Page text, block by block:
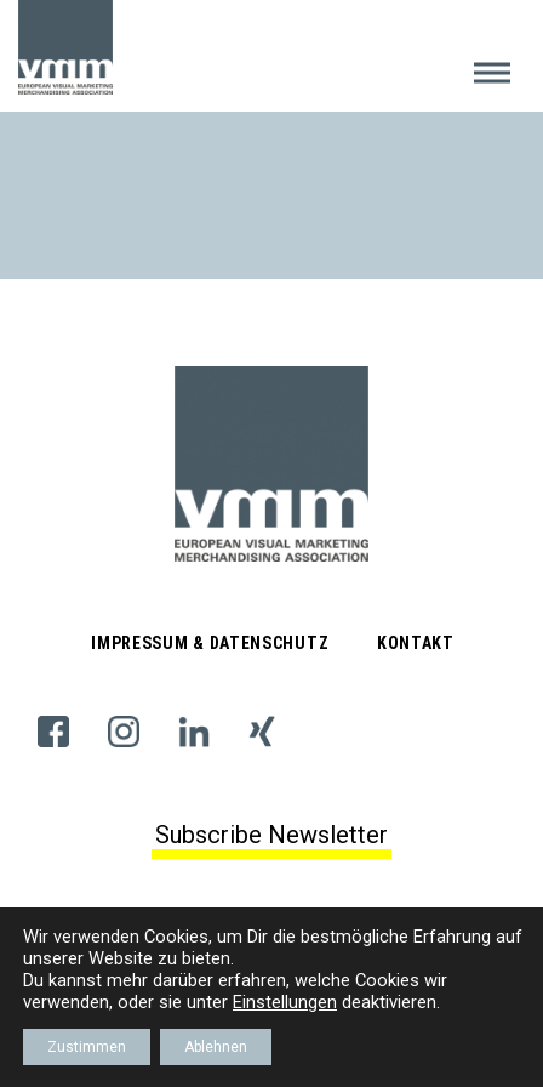
IMPRESSUM & DATENSCHUTZ KONTAKT
Subscribe Newsletter
Wir verwenden Cookies, um Dir die bestmögliche Erfahrung auf
unserer Website zu bieten.
Du kannst mehr darüber erfahren, welche Cookies wir
verwenden, oder sie unter Einstellungen deaktivieren.
Zustimmen Ablehnen